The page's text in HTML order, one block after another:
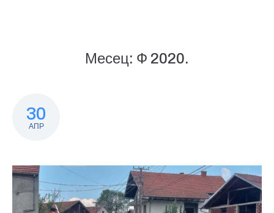
Месец: Ф 2020.
30
АПР